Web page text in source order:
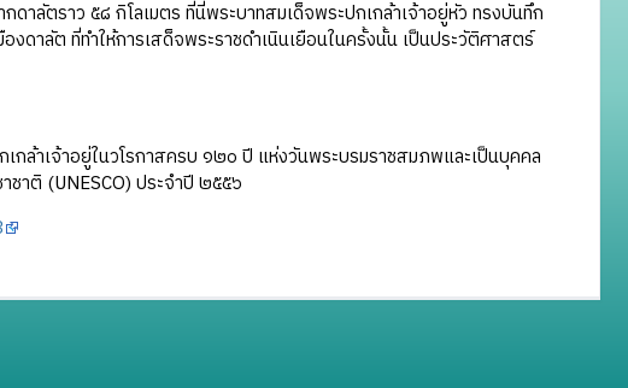
าลัตราว ๕๘ กิโลเมตร ที่นี่พระบาทสมเด็จพระปกเกล้าเจ้าอยู่หัว ทรงบันทึก
ดาลัต ที่ทำให้การเสด็จพระราชดำเนินเยือนในครั้งนั้น เป็นประวัติศาสตร์
กล้าเจ้าอยู่ในวโรกาสครบ ๑๒๐ ปี แห่งวันพระบรมราชสมภพและเป็นบุคคล
าติ (UNESCO) ประจำปี ๒๕๕๖